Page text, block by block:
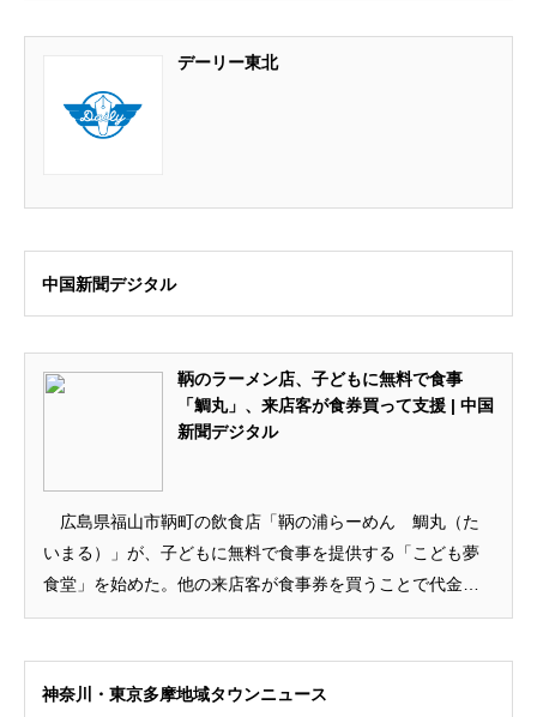
デーリー東北
中国新聞デジタル
鞆のラーメン店、子どもに無料で食事
「鯛丸」、来店客が食券買って支援 | 中国
新聞デジタル
広島県福山市鞆町の飲食店「鞆の浦らーめん 鯛丸（た
いまる）」が、子どもに無料で食事を提供する「こども夢
食堂」を始めた。他の来店客が食事券を買うことで代金を
負担する。貧困のほか、保護者の仕事のため一人...
神奈川・東京多摩地域タウンニュース